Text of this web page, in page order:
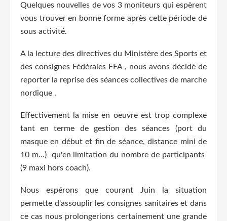
Quelques nouvelles de vos 3 moniteurs qui espèrent
vous trouver en bonne forme après cette période de
sous activité.
A la lecture des directives du Ministère des Sports et
des consignes Fédérales FFA , nous avons décidé de
reporter la reprise des séances collectives de marche
nordique .
Effectivement la mise en oeuvre est trop complexe
tant en terme de gestion des séances (port du
masque en début et fin de séance, distance mini de
10 m...) qu'en limitation du nombre de participants
(9 maxi hors coach).
Nous espérons que courant Juin la situation
permette d'assouplir les consignes sanitaires et dans
ce cas nous prolongerions certainement une grande